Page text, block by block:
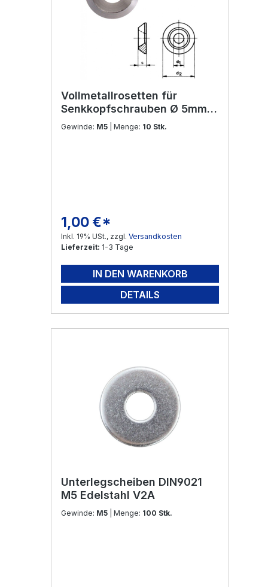
Vollmetallrosetten für
Senkkopfschrauben Ø 5mm
Edelstahl V2A
Gewinde: M5 | Menge: 10 Stk.
Regulärer Preis:
1,00 €*
Inkl. 19% USt., zzgl. Versandkosten
Lieferzeit: 1-3 Tage
IN DEN WARENKORB
DETAILS
Unterlegscheiben DIN9021
M5 Edelstahl V2A
Gewinde: M5 | Menge: 100 Stk.